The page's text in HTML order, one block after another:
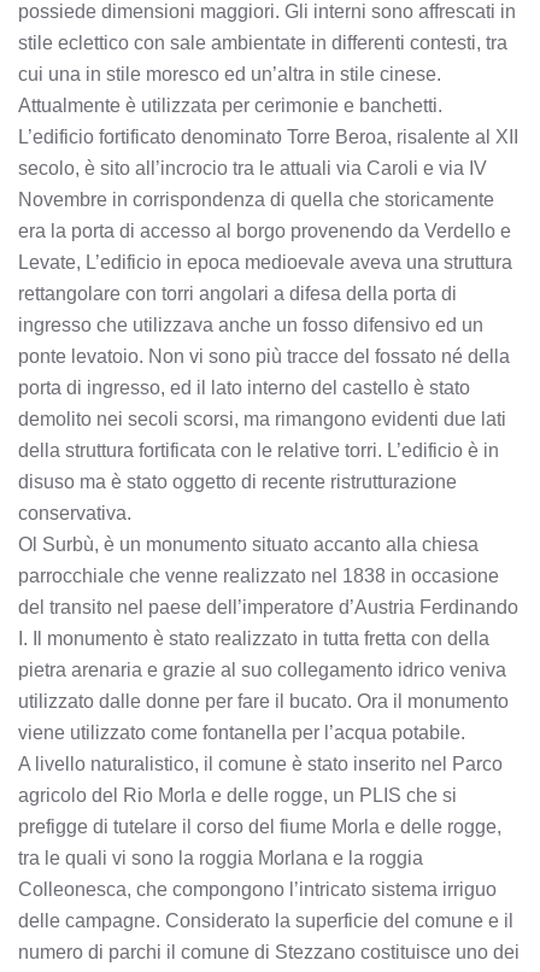
possiede dimensioni maggiori. Gli interni sono affrescati in
stile eclettico con sale ambientate in differenti contesti, tra
cui una in stile moresco ed un’altra in stile cinese.
Attualmente è utilizzata per cerimonie e banchetti.
L’edificio fortificato denominato Torre Beroa, risalente al XII
secolo, è sito all’incrocio tra le attuali via Caroli e via IV
Novembre in corrispondenza di quella che storicamente
era la porta di accesso al borgo provenendo da Verdello e
Levate, L’edificio in epoca medioevale aveva una struttura
rettangolare con torri angolari a difesa della porta di
ingresso che utilizzava anche un fosso difensivo ed un
ponte levatoio. Non vi sono più tracce del fossato né della
porta di ingresso, ed il lato interno del castello è stato
demolito nei secoli scorsi, ma rimangono evidenti due lati
della struttura fortificata con le relative torri. L’edificio è in
disuso ma è stato oggetto di recente ristrutturazione
conservativa.
Ol Surbù, è un monumento situato accanto alla chiesa
parrocchiale che venne realizzato nel 1838 in occasione
del transito nel paese dell’imperatore d’Austria Ferdinando
I. Il monumento è stato realizzato in tutta fretta con della
pietra arenaria e grazie al suo collegamento idrico veniva
utilizzato dalle donne per fare il bucato. Ora il monumento
viene utilizzato come fontanella per l’acqua potabile.
A livello naturalistico, il comune è stato inserito nel Parco
agricolo del Rio Morla e delle rogge, un PLIS che si
prefigge di tutelare il corso del fiume Morla e delle rogge,
tra le quali vi sono la roggia Morlana e la roggia
Colleonesca, che compongono l’intricato sistema irriguo
delle campagne. Considerato la superficie del comune e il
numero di parchi il comune di Stezzano costituisce uno dei